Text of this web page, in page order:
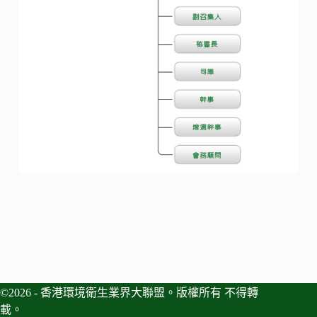
©2026 - 香港環境衛生業界大聯盟。版權所有 不得轉
載。